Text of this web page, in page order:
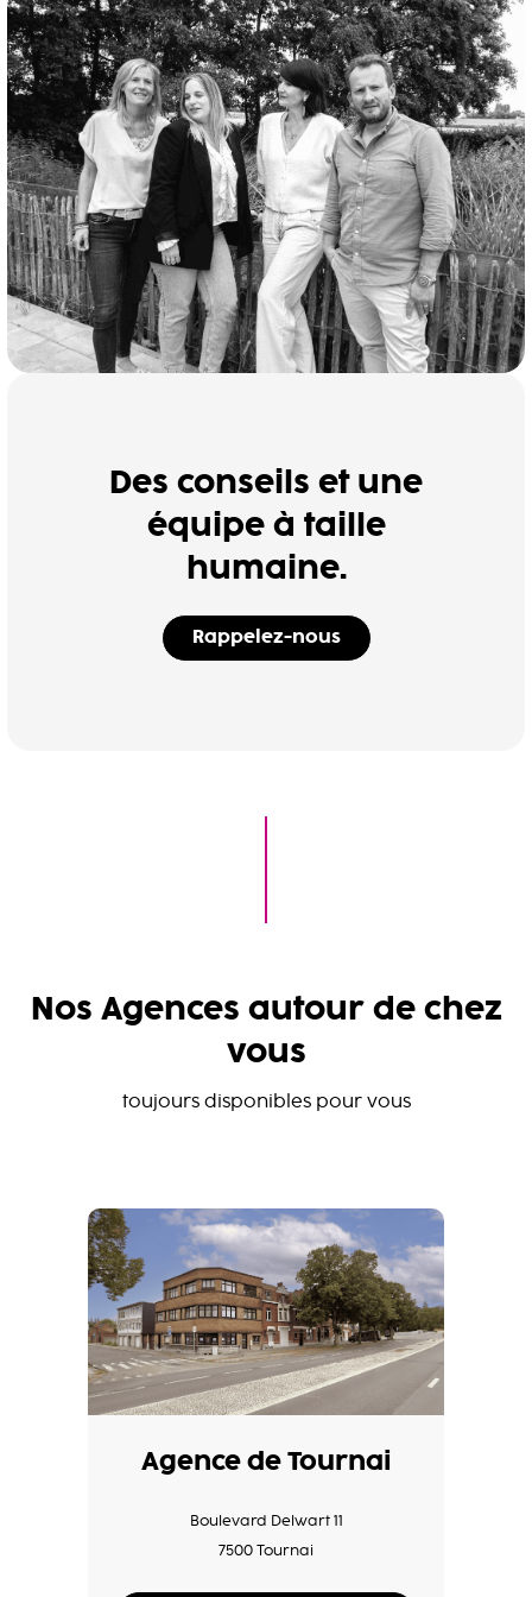
Des conseils et une
équipe à taille
humaine.
Rappelez-nous
Nos Agences autour de chez
vous
toujours disponibles pour vous
Agence de Tournai
Boulevard Delwart 11
7500 Tournai